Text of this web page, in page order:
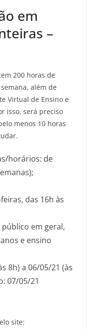
em
–
200 horas de
além de
Virtual de Ensino e
isso, será preciso
menos 10 horas
horários: de
das 16h às
em geral,
e ensino
8h) a 06/05/21 (às
07/05/21
site: